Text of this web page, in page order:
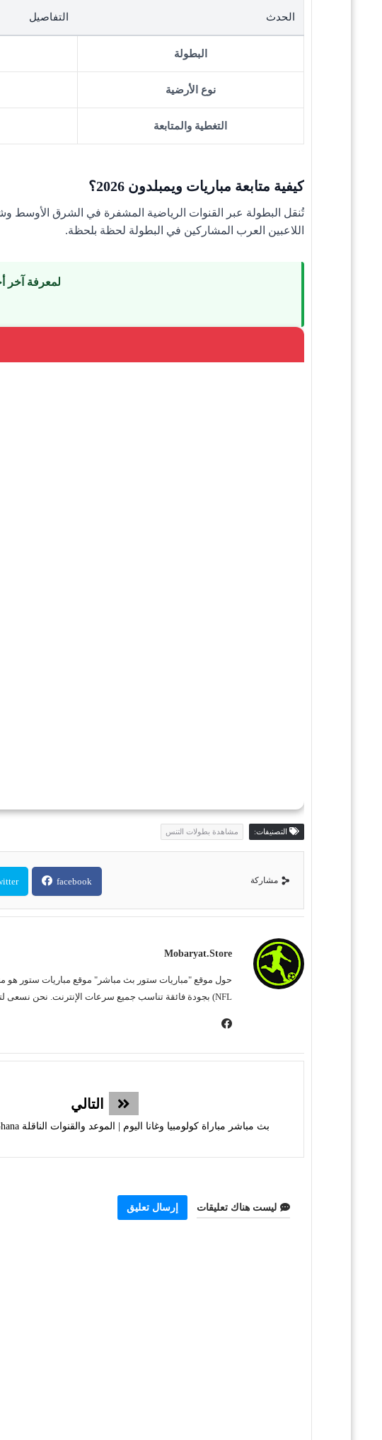
الحدث التفاصيل
البطولة
نوع الأرضية
التغطية والمتابعة
كيفية متابعة مباريات ويمبلدون 2026؟
تُنقل البطولة عبر القنوات الرياضية المشفرة في الشرق الأوسط
اللاعبين العرب المشاركين في البطولة لحظة بلحظة.
لمعرفة آخر
التصنيفات: مشاهدة بطولات التنس
مشاركة facebook
Mobaryat.store
NFL) بجودة فائقة تناسب جميع سرعات الإنترنت. نحن نسعى لتوفير تجربة مشاهدة غامرة وسهلة للمشجع العربي، بعيداً عن التعقيد وبأقل قدر من الإعلانات المزعجة.
التالي
بث مباشر مباراة كولومبيا وغانا اليوم | الموعد والقنوات الناقلة Colombia vs Ghana
ليست هناك تعليقات إرسال تعليق